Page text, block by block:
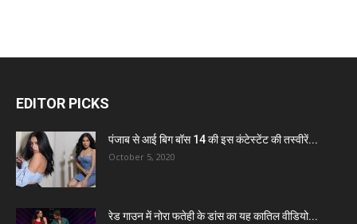
EDITOR PICKS
पंजाब से आई बिग बॉस 14 की इस कंटेस्टेंट की तस्वीरें...
October 5, 2020
रेड गाउन में नोरा फतेही के डांस का यह कातिल वीडियो...